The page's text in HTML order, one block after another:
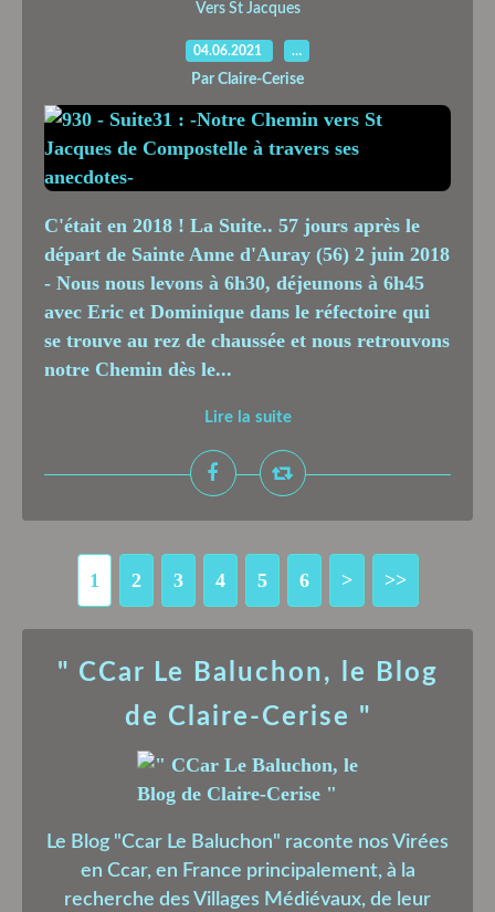
Vers St Jacques
04.06.2021 …
Par Claire-Cerise
C'était en 2018 ! La Suite.. 57 jours après le
départ de Sainte Anne d'Auray (56) 2 juin 2018
- Nous nous levons à 6h30, déjeunons à 6h45
avec Eric et Dominique dans le réfectoire qui
se trouve au rez de chaussée et nous retrouvons
notre Chemin dès le...
Lire la suite
1 2 3 4 5 6 > >>
" CCar Le Baluchon, le Blog
de Claire-Cerise "
Le Blog "Ccar Le Baluchon" raconte nos Virées
en Ccar, en France principalement, à la
recherche des Villages Médiévaux, de leur